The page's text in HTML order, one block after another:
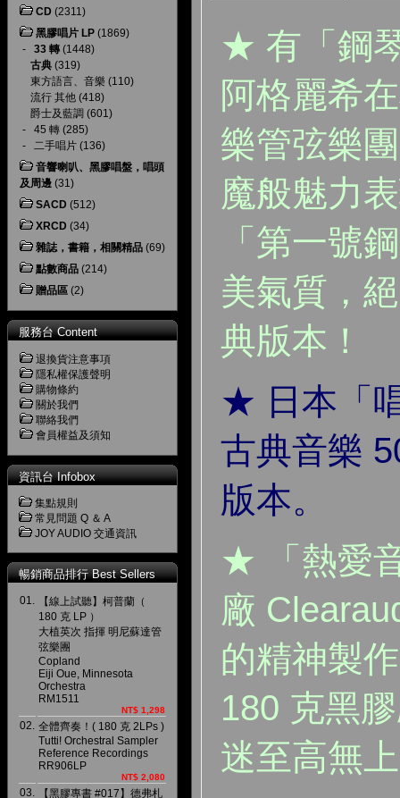
CD (2311)
黑膠唱片 LP (1869)
- 33 轉 (1448)
古典 (319)
東方語言、音樂 (110)
流行 其他 (418)
爵士及藍調 (601)
- 45 轉 (285)
- 二手唱片 (136)
音響喇叭、黑膠唱盤，唱頭
及周邊 (31)
SACD (512)
XRCD (34)
雜誌，書籍，相關精品 (69)
點數商品 (214)
贈品區 (2)
服務台 Content
退換貨注意事項
隱私權保護聲明
購物條約
關於我們
聯絡我們
會員權益及須知
資訊台 Infobox
集點規則
常見問題 Q ＆ A
JOY AUDIO 交通資訊
暢銷商品排行 Best Sellers
01.
【線上試聽】柯普蘭（
180 克 LP ）
大植英次 指揮 明尼蘇達管
弦樂團
Copland
Eiji Oue, Minnesota
Orchestra
RM1511
NT$ 1,298
02. 全體齊奏！( 180 克 2LPs )
Tutti! Orchestral Sampler
Reference Recordings
RR906LP
NT$ 2,080
03.
【黑膠專書 #017】德弗札
★ 有「鋼
阿格麗希
樂管弦樂
魔般魅力
「第一號
美氣質，
典版本！
★ 日本「
古典音樂
版本。
★ 「熱愛
廠
的精神製
180 克黑
迷至高無